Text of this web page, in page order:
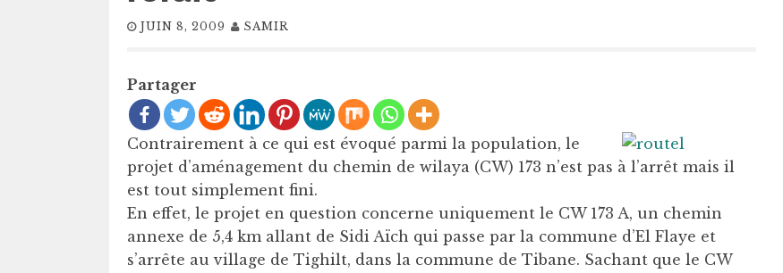
JUIN 8, 2009 SAMIR
Partager
Contrairement à ce qui est évoqué parmi la population, le
projet d’aménagement du chemin de wilaya (CW) 173 n’est pas à l’arrêt mais il
est tout simplement fini.
En effet, le projet en question concerne uniquement le CW 173 A, un chemin
annexe de 5,4 km allant de Sidi Aïch qui passe par la commune d’El Flaye et
s’arrête au village de Tighilt, dans la commune de Tibane. Sachant que le CW